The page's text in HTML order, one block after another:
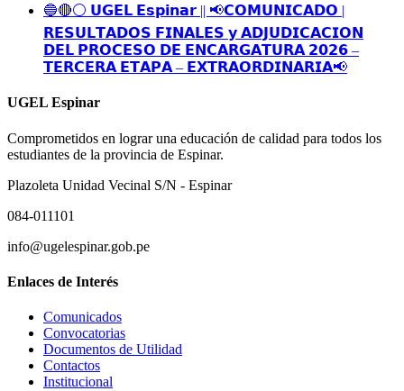
🔵🔴⚪️ 𝗨𝗚𝗘𝗟 𝗘𝘀𝗽𝗶𝗻𝗮𝗿 || 📢𝗖𝗢𝗠𝗨𝗡𝗜𝗖𝗔𝗗𝗢 |
𝗥𝗘𝗦𝗨𝗟𝗧𝗔𝗗𝗢𝗦 𝗙𝗜𝗡𝗔𝗟𝗘𝗦 𝘆 𝗔𝗗𝗝𝗨𝗗𝗜𝗖𝗔𝗖𝗜𝗢𝗡
𝗗𝗘𝗟 𝗣𝗥𝗢𝗖𝗘𝗦𝗢 𝗗𝗘 𝗘𝗡𝗖𝗔𝗥𝗚𝗔𝗧𝗨𝗥𝗔 𝟮𝟬𝟮𝟲 –
𝗧𝗘𝗥𝗖𝗘𝗥𝗔 𝗘𝗧𝗔𝗣𝗔 – 𝗘𝗫𝗧𝗥𝗔𝗢𝗥𝗗𝗜𝗡𝗔𝗥𝗜𝗔📢
UGEL Espinar
Comprometidos en lograr una educación de calidad para todos los
estudiantes de la provincia de Espinar.
Plazoleta Unidad Vecinal S/N - Espinar
084-011101
info@ugelespinar.gob.pe
Enlaces de Interés
Comunicados
Convocatorias
Documentos de Utilidad
Contactos
Institucional